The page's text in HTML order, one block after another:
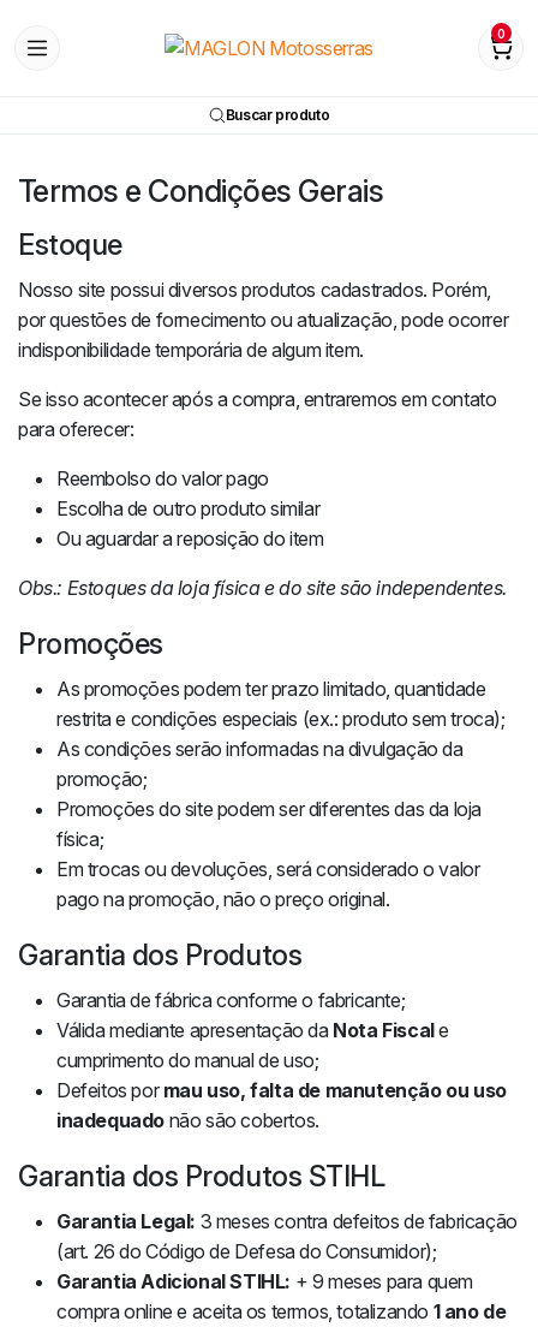
0
Buscar produto
Termos e Condições Gerais
Estoque
Nosso site possui diversos produtos cadastrados. Porém,
por questões de fornecimento ou atualização, pode ocorrer
indisponibilidade temporária de algum item.
Se isso acontecer após a compra, entraremos em contato
para oferecer:
Reembolso do valor pago
Escolha de outro produto similar
Ou aguardar a reposição do item
Obs.: Estoques da loja física e do site são independentes.
Promoções
As promoções podem ter prazo limitado, quantidade
restrita e condições especiais (ex.: produto sem troca);
As condições serão informadas na divulgação da
promoção;
Promoções do site podem ser diferentes das da loja
física;
Em trocas ou devoluções, será considerado o valor
pago na promoção, não o preço original.
Garantia dos Produtos
Garantia de fábrica conforme o fabricante;
Válida mediante apresentação da Nota Fiscale
cumprimento do manual de uso;
Defeitos por mau uso, falta de manutenção ou uso
inadequado não são cobertos.
Garantia dos Produtos STIHL
Garantia Legal: 3 meses contra defeitos de fabricação
(art. 26 do Código de Defesa do Consumidor);
Garantia Adicional STIHL: + 9 meses para quem
compra online e aceita os termos, totalizando 1 ano de